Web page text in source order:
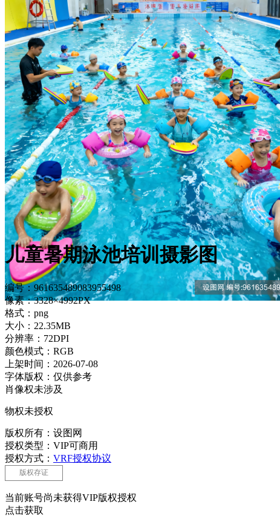
儿童暑期泳池培训摄影图
编号：961635489083955498
像素：3328×4992PX
格式：png
大小：22.35MB
分辨率：72DPI
颜色模式：RGB
上架时间：2026-07-08
字体版权：仅供参考
肖像权未涉及
物权未授权
版权所有：设图网
授权类型：VIP可商用
授权方式： VRF授权协议
版权存证
当前账号尚未获得VIP版权授权
点击获取